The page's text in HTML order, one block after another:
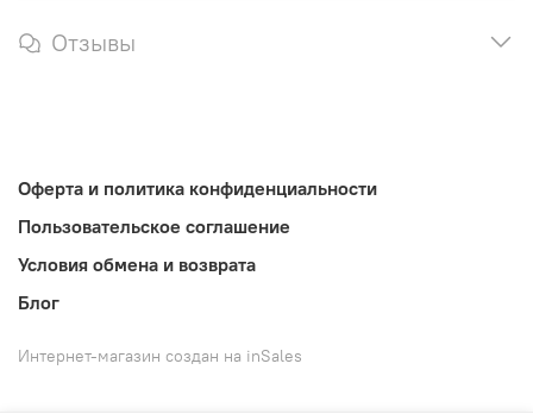
Отзывы
Оферта и политика конфиденциальности
Пользовательское соглашение
Условия обмена и возврата
Блог
Интернет-магазин создан на inSales